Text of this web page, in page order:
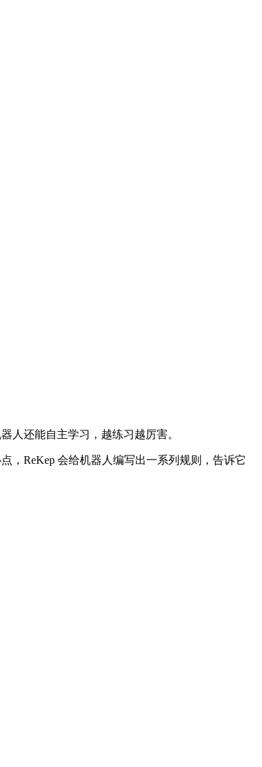
还能自主学习，越练习越厉害。
ReKep 会给机器人编写出一系列规则，告诉它